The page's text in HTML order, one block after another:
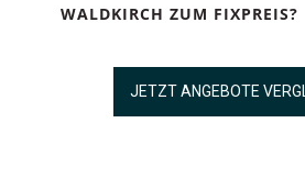
WALDKIRCH ZUM FIXPREIS?
JETZT ANGEBOTE